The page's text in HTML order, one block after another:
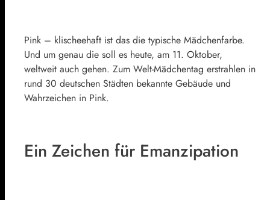
Pink – klischeehaft ist das die typische Mädchenfarbe.
Und um genau die soll es heute, am 11. Oktober,
weltweit auch gehen. Zum Welt-Mädchentag erstrahlen in
rund 30 deutschen Städten bekannte Gebäude und
Wahrzeichen in Pink.
Ein Zeichen für Emanzipation